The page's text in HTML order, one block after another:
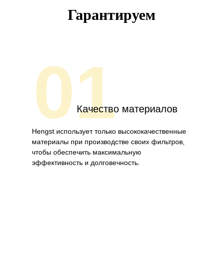
Гарантируем
01Качество материалов
Hengst использует только высококачественные
материалы при производстве своих фильтров,
чтобы обеспечить максимальную
эффективность и долговечность.